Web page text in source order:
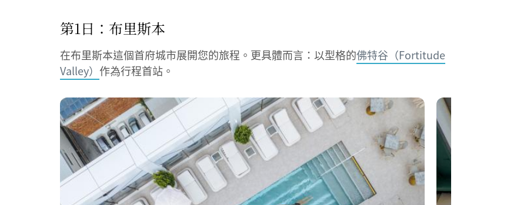
第1日：布里斯本
在布里斯本這個首府城市展開您的旅程。更具體而言：以型格的佛特谷（Fortitude
Valley） 作為行程首站。